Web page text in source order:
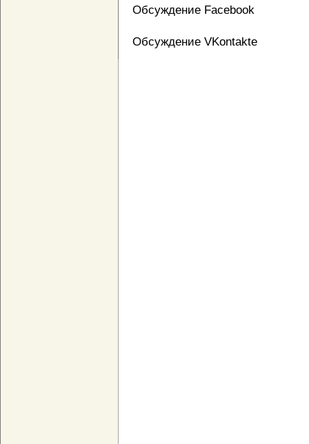
Обсуждение Facebook
Обсуждение VKontakte